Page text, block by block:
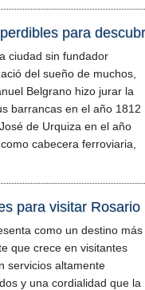
para
ciudad sin fundador
del sueño de muchos,
Belgrano hizo jurar la
barrancas en el año 1812
de Urquiza en el año
cabecera ferroviaria,
para visitar Rosario
como un destino más
que crece en visitantes
servicios altamente
y una cordialidad que la